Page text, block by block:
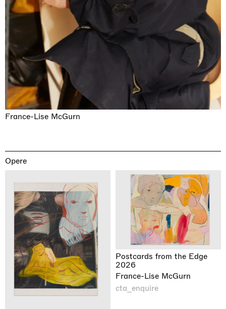
France-Lise McGurn
Opere
Postcards from the Edge
2026
France-Lise McGurn
cta_enquire